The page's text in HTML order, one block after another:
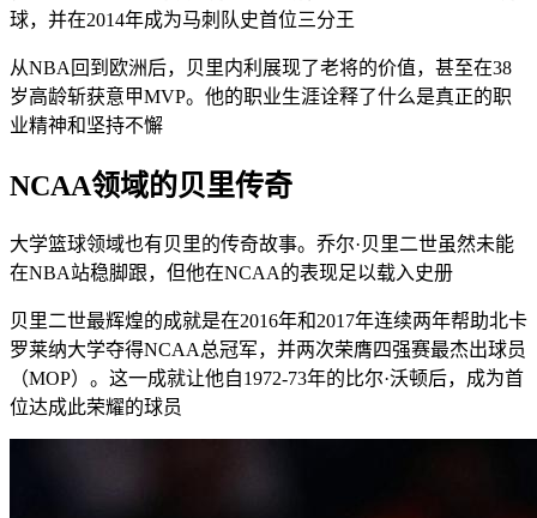
球，并在2014年成为马刺队史首位三分王
从NBA回到欧洲后，贝里内利展现了老将的价值，甚至在38
岁高龄斩获意甲MVP。他的职业生涯诠释了什么是真正的职
业精神和坚持不懈
NCAA领域的贝里传奇
大学篮球领域也有贝里的传奇故事。乔尔·贝里二世虽然未能
在NBA站稳脚跟，但他在NCAA的表现足以载入史册
贝里二世最辉煌的成就是在2016年和2017年连续两年帮助北卡
罗莱纳大学夺得NCAA总冠军，并两次荣膺四强赛最杰出球员
（MOP）。这一成就让他自1972-73年的比尔·沃顿后，成为首
位达成此荣耀的球员